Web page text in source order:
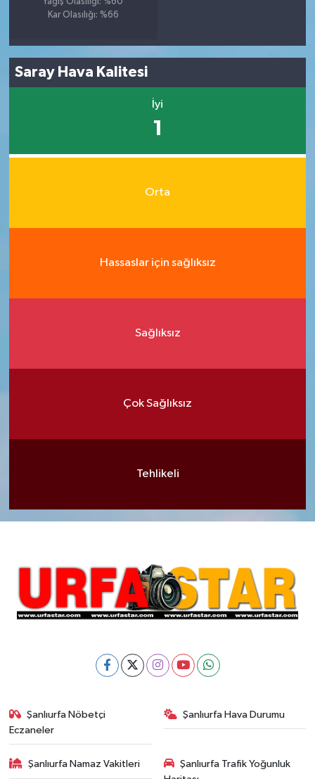
Kar Olasılığı: %66
Saray Hava Kalitesi
İyi
1
Orta
Hassaslar için sağlıksız
Sağlıksız
Çok Sağlıksız
Tehlikeli
Şanlıurfa Nöbetçi
Eczaneler
Şanlıurfa Hava Durumu
Şanlıurfa Namaz Vakitleri
Şanlıurfa Trafik Yoğunluk